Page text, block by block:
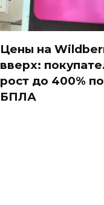
Цены на
вверх:
рост до 400%
БПЛА